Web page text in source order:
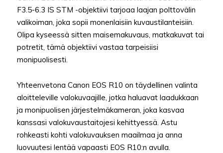
F3.5-6.3 IS STM -objektiivi tarjoaa laajan polttovälin
valikoiman, joka sopii monenlaisiin kuvaustilanteisiin.
Olipa kyseessä sitten maisemakuvaus, matkakuvat tai
potretit, tämä objektiivi vastaa tarpeisiisi
monipuolisesti.
Yhteenvetona Canon EOS R10 on täydellinen valinta
aloitteleville valokuvaajille, jotka haluavat laadukkaan
ja monipuolisen järjestelmäkameran, joka kasvaa
kanssasi valokuvaustaitojesi kehittyessä. Astu
rohkeasti kohti valokuvauksen maailmaa ja anna
luovuutesi lentää vapaasti EOS R10:n avulla.